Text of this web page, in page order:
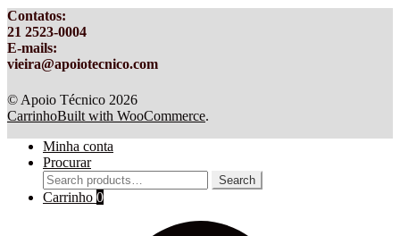
Contatos:
21 2523-0004
E-mails:
vieira@apoiotecnico.com
© Apoio Técnico 2026
CarrinhoBuilt with WooCommerce.
Minha conta
Procurar
Search
for:
Search
Carrinho 0